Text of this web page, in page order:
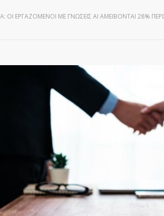
ΟΙ ΕΡΓΑΖΌΜΕΝΟΙ ΜΕ ΓΝΏΣΕΙΣ AI ΑΜΕΊΒΟΝΤΑΙ 28%